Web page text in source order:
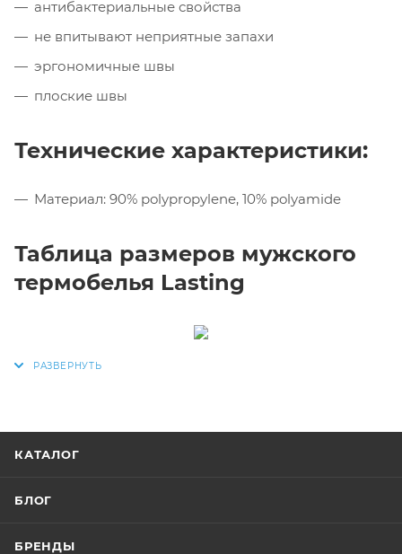
антибактериальные свойства
не впитывают неприятные запахи
эргономичные швы
плоские швы
Технические характеристики:
Материал: 90% polypropylene, 10% polyamide
Таблица размеров мужского
термобелья Lasting
КАТАЛОГ
БЛОГ
БРЕНДЫ